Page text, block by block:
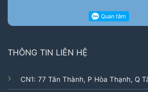
THÔNG TIN LIÊN HỆ
CN1: 77 Tân Thành, P Hòa Thạnh, Q